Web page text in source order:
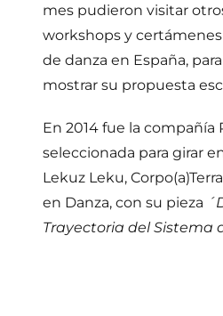
mes pudieron visitar
workshops y
de danza en España,
mostrar su propuesta
En 2014 fue la compañía
seleccionada para girar
Lekuz Leku,
en Danza, con su pieza
Trayectoria del Sistema